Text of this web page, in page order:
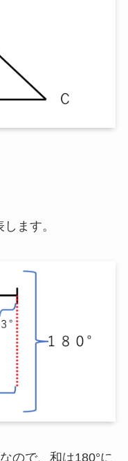
ます。
ので、和は180°に